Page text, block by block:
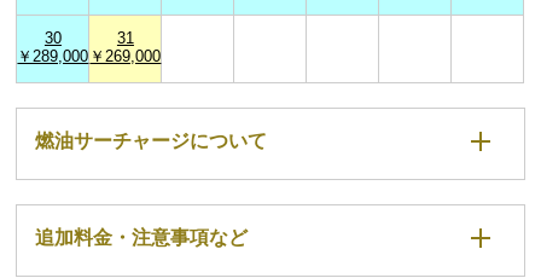
30
￥289,000
31
￥269,000
燃油サーチャージについて
追加料金・注意事項など